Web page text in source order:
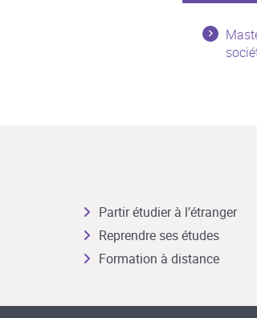
Partir étudier à l’étranger
Reprendre ses études
Formation à distance